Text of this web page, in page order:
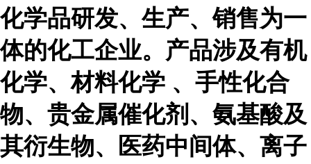
化学品研发、生产、销售为一
体的化工企业。产品涉及有机
化学、材料化学 、手性化合
物、贵金属催化剂、氨基酸及
其衍生物、医药中间体、离子